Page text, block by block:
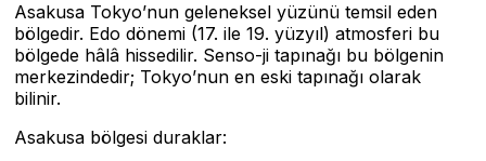
Asakusa Tokyo’nun geleneksel yüzünü temsil eden
bölgedir. Edo dönemi (17. ile 19. yüzyıl) atmosferi bu
bölgede hâlâ hissedilir. Senso-ji tapınağı bu bölgenin
merkezindedir; Tokyo’nun en eski tapınağı olarak
bilinir.
Asakusa bölgesi duraklar: